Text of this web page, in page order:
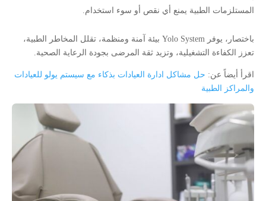
المستلزمات الطبية يمنع أي نقص أو سوء استخدام.
باختصار، يوفر Yolo System بيئة آمنة ومنظمة، تقلل المخاطر الطبية،
تعزز الكفاءة التشغيلية، وتزيد ثقة المرضى بجودة الرعاية الصحية.
اقرأ أيضاً عن: حل مشاكل ادارة العيادات بذكاء مع سيستم يولو للعيادات
والمراكز الطبية